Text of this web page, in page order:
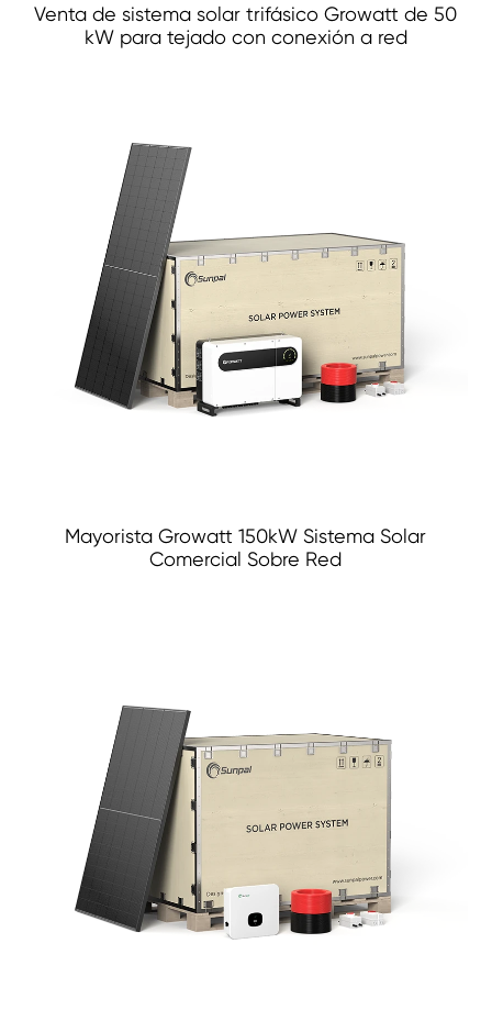
Venta de sistema solar trifásico Growatt de 50
kW para tejado con conexión a red
Mayorista Growatt 150kW Sistema Solar
Comercial Sobre Red